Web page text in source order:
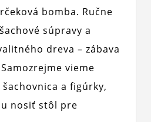
bomba. Ručne
súpravy a
dreva – zábava
vieme
a figúrky,
nosiť stôl pre